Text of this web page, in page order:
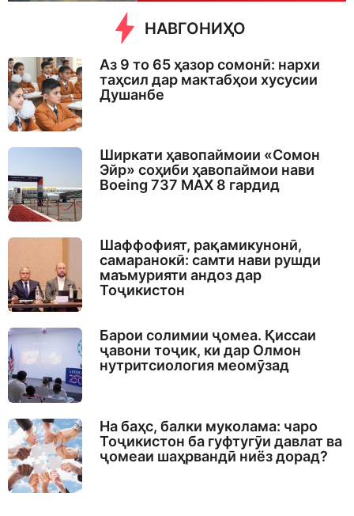
НАВГОНИҲО
Аз 9 то 65 ҳазор сомонӣ: нархи
таҳсил дар мактабҳои хусусии
Душанбе
Ширкати ҳавопаймоии «Сомон
Эйр» соҳиби ҳавопаймои нави
Boeing 737 MAX 8 гардид
Шаффофият, рақамикунонӣ,
самаранокӣ: самти нави рушди
маъмурияти андоз дар
Тоҷикистон
Барои солимии ҷомеа. Қиссаи
ҷавони тоҷик, ки дар Олмон
нутритсиология меомӯзад
На баҳс, балки муколама: чаро
Тоҷикистон ба гуфтугӯи давлат ва
ҷомеаи шаҳрвандӣ ниёз дорад?